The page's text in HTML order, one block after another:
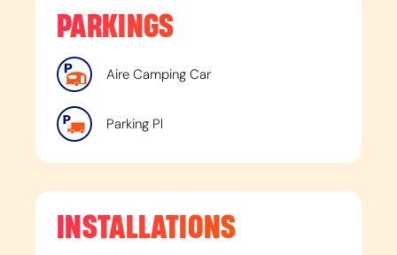
PARKINGS
Aire Camping Car
Parking Pl
INSTALLATIONS